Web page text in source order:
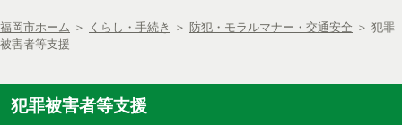
福岡市ホーム ＞ くらし・手続き ＞ 防犯・モラルマナー・交通安全 ＞ 犯罪
被害者等支援
犯罪被害者等支援